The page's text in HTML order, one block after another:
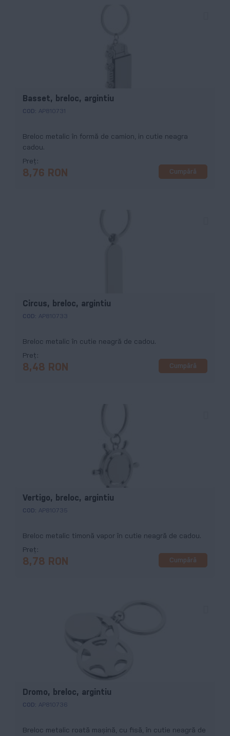
Basset, breloc, argintiu
COD: AP810731
Breloc metalic în formă de camion, in cutie neagra
cadou.
Preț
8,76 RON Cumpără
Circus, breloc, argintiu
COD: AP810733
Breloc metalic în cutie neagră de cadou.
Preț
8,48 RON Cumpără
Vertigo, breloc, argintiu
COD: AP810735
Breloc metalic timonă vapor în cutie neagră de cadou.
Preț
8,78 RON Cumpără
Dromo, breloc, argintiu
COD: AP810736
Breloc metalic roată mașină, cu fisă, în cutie neagră de